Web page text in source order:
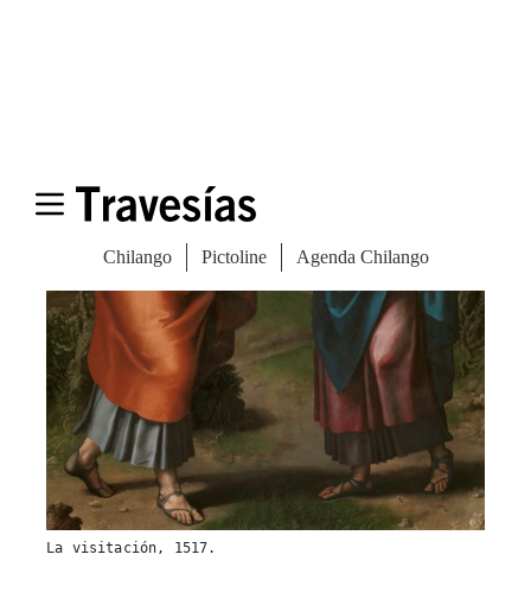
La visitación, 1517.
Por otro lado, en el Palacio del Quirinal en